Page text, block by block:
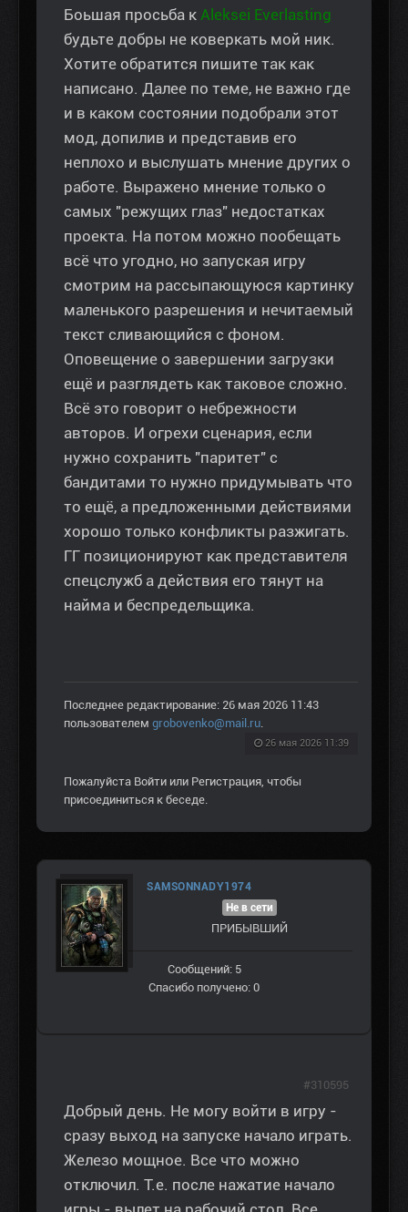
Боьшая просьба к Aleksei Everlasting
будьте добры не коверкать мой ник.
Хотите обратится пишите так как
написано. Далее по теме, не важно где
и в каком состоянии подобрали этот
мод, допилив и представив его
неплохо и выслушать мнение других о
работе. Выражено мнение только о
самых "режущих глаз" недостатках
проекта. На потом можно пообещать
всё что угодно, но запуская игру
смотрим на рассыпающуюся картинку
маленького разрешения и нечитаемый
текст сливающийся с фоном.
Оповещение о завершении загрузки
ещё и разглядеть как таковое сложно.
Всё это говорит о небрежности
авторов. И огрехи сценария, если
нужно сохранить "паритет" с
бандитами то нужно придумывать что
то ещё, а предложенными действиями
хорошо только конфликты разжигать.
ГГ позиционируют как представителя
спецслужб а действия его тянут на
найма и беспредельщика.
Последнее редактирование: 26 мая 2026 11:43
пользователем grobovenko@mail.ru
26 мая 2026 11:39
Пожалуйста Войти или Регистрация , чтобы
присоединиться к беседе.
SAMSONNADY1974
Не в сети
ПРИБЫВШИЙ
Сообщений: 5
Спасибо получено: 0
Добрый день. Не могу войти в игру -
сразу выход на запуске начало играть.
Железо мощное. Все что можно
отключил. Т.е. после нажатие начало
#310595